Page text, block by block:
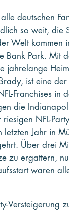
deutschen
so weit, die
Welt kommen
Bank Park. Mit
jahrelange
ist eine der
Franchises in
die
NFL-
letzten Jahr in
Über drei
zu ergattern,
waren
Versteigerung